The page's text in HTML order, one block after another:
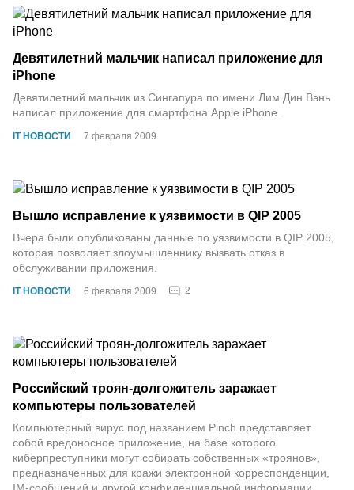
IT НОВОСТИ 7 февраля 2009
Девятилетний мальчик написал приложение для
iPhone
Девятилетний мальчик из Сингапура по имени Лим Дин Вэнь
написал приложение для смартфона Apple iPhone.
IT НОВОСТИ 6 февраля 2009 2
Вышло исправление к уязвимости в QIP 2005
Вчера были опубликованы данные по уязвимости в QIP 2005,
которая позволяет злоумышленнику вызвать отказ в
обслуживании приложения.
Российский троян-долгожитель заражает
компьютеры пользователей
Компьютерный вирус под названием Pinch представляет
собой вредоносное приложение, на базе которого
киберпреступники могут собирать собственных «троянов»,
предназначенных для кражи электронной корреспонденции,
IM-сообщений и другой конфиденциальной информации.